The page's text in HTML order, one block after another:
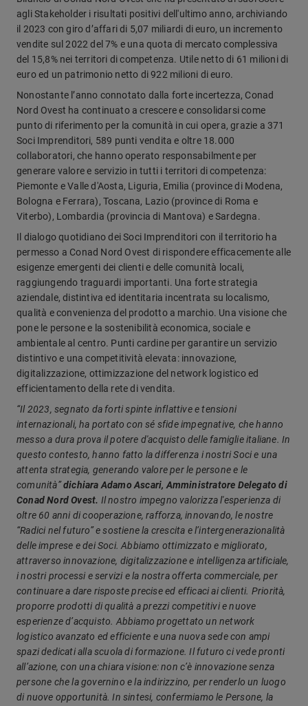
agli Stakeholder i risultati positivi dell'ultimo anno, archiviando
il 2023 con giro d’affari di 5,07 miliardi di euro, un incremento
vendite sul 2022 del 7% e una quota di mercato complessiva
del 15,8% nei territori di competenza. Utile netto di 61 milioni di
euro ed un patrimonio netto di 922 milioni di euro.
Nonostante l’anno connotato dalla forte incertezza, Conad
Nord Ovest ha continuato a crescere e consolidarsi come
punto di riferimento per la comunità in cui opera, grazie a 371
Soci Imprenditori, 589 punti vendita e oltre 18.000
collaboratori, che hanno operato responsabilmente per
generare valore e servizio in tutti i territori di competenza:
Piemonte e Valle d'Aosta, Liguria, Emilia (province di Modena,
Bologna e Ferrara), Toscana, Lazio (province di Roma e
Viterbo), Lombardia (provincia di Mantova) e Sardegna.
Il dialogo quotidiano dei Soci Imprenditori con il territorio ha
permesso a Conad Nord Ovest di rispondere efficacemente alle
esigenze emergenti dei clienti e delle comunità locali,
raggiungendo traguardi importanti. Una forte strategia
aziendale, distintiva ed identitaria incentrata su localismo,
qualità e convenienza del prodotto a marchio. Una visione che
pone le persone e la sostenibilità economica, sociale e
ambientale al centro. Punti cardine per garantire un servizio
distintivo e una competitività elevata: innovazione,
digitalizzazione, ottimizzazione del network logistico ed
efficientamento della rete di vendita.
“Il 2023, segnato da forti spinte inflattive e tensioni
internazionali, ha portato con sé sfide impegnative, che hanno
messo a dura prova il potere d'acquisto delle famiglie italiane. In
questo contesto, hanno fatto la differenza i nostri Soci e una
attenta strategia, generando valore per le persone e le
comunità”dichiara Adamo Ascari, Amministratore Delegato di
Conad Nord Ovest. Il nostro impegno valorizza l'esperienza di
oltre 60 anni di cooperazione, rafforza, innovando, le nostre
“Radici nel futuro” e sostiene la crescita e l’intergenerazionalità
delle imprese e dei Soci. Abbiamo ottimizzato e migliorato,
attraverso innovazione, digitalizzazione e intelligenza artificiale,
i nostri processi e servizi e la nostra offerta commerciale, per
continuare a dare risposte precise ed efficaci ai clienti. Priorità,
proporre prodotti di qualità a prezzi competitivi e nuove
esperienze d’acquisto. Abbiamo progettato un network
logistico avanzato ed efficiente e una nuova sede con ampi
spazi dedicati alla scuola di formazione. Il futuro ci vede pronti
all’azione, con una chiara visione: non c’è innovazione senza
persone che la governino e la indirizzino, per renderlo un luogo
di nuove opportunità. In sintesi, confermiamo le Persone, la